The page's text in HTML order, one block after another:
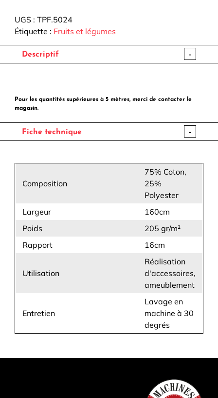
-
Fraises
UGS : TPF.5024
Étiquette : Fruits et légumes
Descriptif -
Pour les quantités supérieures à 5 mètres, merci de contacter le
magasin.
Fiche technique -
Composition
75% Coton,
25%
Polyester
Largeur
160cm
Poids
205 gr/m²
Rapport
16cm
Utilisation
Réalisation
d'accessoires,
ameublement
Entretien
Lavage en
machine à 30
degrés